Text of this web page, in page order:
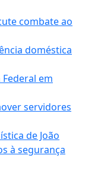
combate ao
doméstica
em
servidores
de João
à segurança